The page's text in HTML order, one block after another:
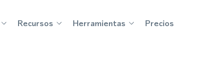
Recursos Herramientas Precios